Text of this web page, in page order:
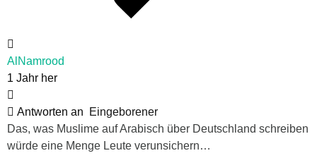
AlNamrood
1 Jahr her
Antworten an
Eingeborener
Das, was Muslime auf Arabisch über Deutschland schreiben
würde eine Menge Leute verunsichern…